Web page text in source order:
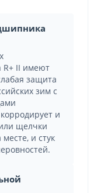
R+ II имеют
защита
зим с
и
щелчки
и стук